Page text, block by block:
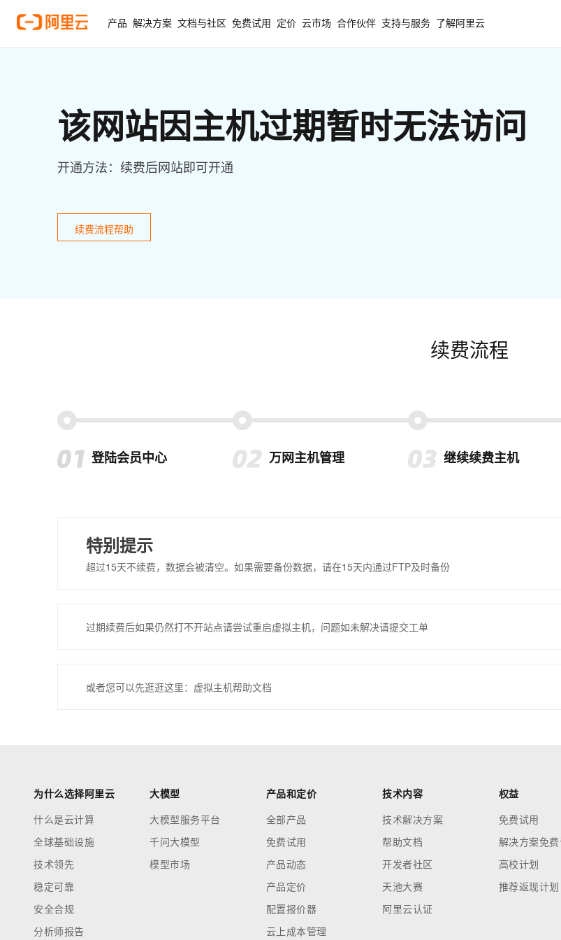
产品 解决方案 文档与社区 免费试用 定价 云市场 合作伙伴 支持与服务 了解阿里云
该网站因主机过期暂时无法访问
开通方法：续费后网站即可开通
续费流程帮助
续费流程
登陆会员中心 万网主机管理 继续续费主机
特别提示
超过15天不续费，数据会被清空。如果需要备份数据，请在15天内通过FTP及时备份
过期续费后如果仍然打不开站点请尝试重启虚拟主机，问题如未解决请提交工单
或者您可以先逛逛这里：虚拟主机帮助文档